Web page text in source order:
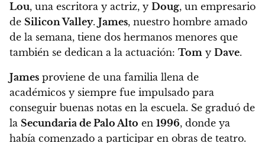
Lou, una escritora y actriz, y Doug, un empresario
de Silicon Valley. James, nuestro hombre amado
de la semana, tiene dos hermanos menores que
también se dedican a la actuación: Tom y Dave.
James proviene de una familia llena de
académicos y siempre fue impulsado para
conseguir buenas notas en la escuela. Se graduó de
la Secundaria de Palo Alto en 1996, donde ya
había comenzado a participar en obras de teatro.